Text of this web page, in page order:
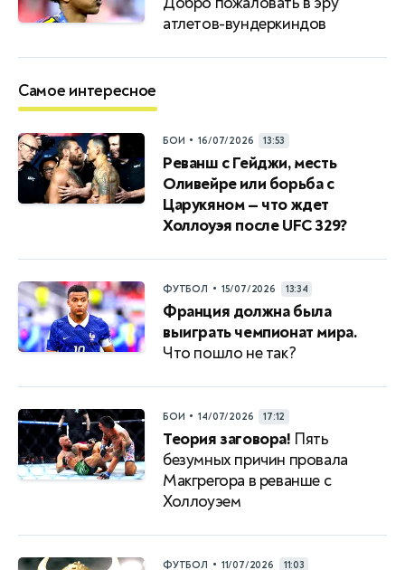
атлетов-вундеркиндов
Самое интересное
БОИ • 16/07/2026 13:53
Реванш с Гейджи, месть
Оливейре или борьба с
Царукяном — что ждет
Холлоуэя после UFC 329?
ФУТБОЛ • 15/07/2026 13:34
Франция должна была
выиграть чемпионат мира.
Что пошло не так?
БОИ • 14/07/2026 17:12
Теория заговора! Пять
безумных причин провала
Макгрегора в реванше с
Холлоуэем
ФУТБОЛ • 11/07/2026 11:03